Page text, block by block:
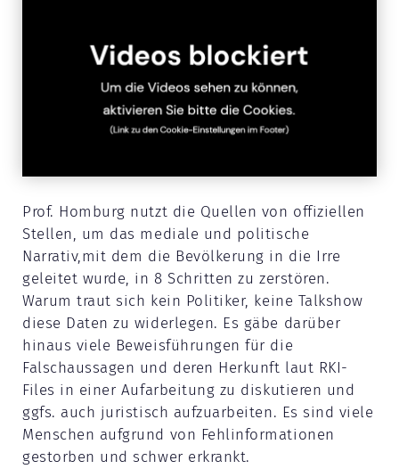
Prof. Homburg nutzt die Quellen von offiziellen
Stellen, um das mediale und politische
Narrativ,mit dem die Bevölkerung in die Irre
geleitet wurde, in 8 Schritten zu zerstören.
Warum traut sich kein Politiker, keine Talkshow
diese Daten zu widerlegen. Es gäbe darüber
hinaus viele Beweisführungen für die
Falschaussagen und deren Herkunft laut RKI-
Files in einer Aufarbeitung zu diskutieren und
ggfs. auch juristisch aufzuarbeiten. Es sind viele
Menschen aufgrund von Fehlinformationen
gestorben und schwer erkrankt.